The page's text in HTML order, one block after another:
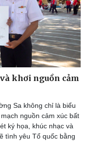
khơi nguồn cảm
Sa không chỉ là biểu
nguồn cảm xúc bất
ký họa, khúc nhạc và
tình yêu Tổ quốc bằng